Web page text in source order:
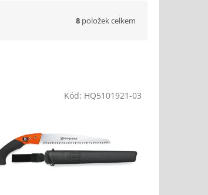
8 položek celkem
Kód: HQ5101921-03